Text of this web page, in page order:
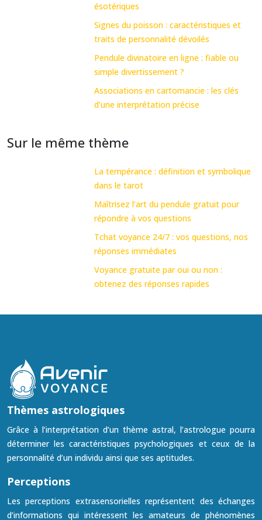
ésotériques
Signes du poisson : caractéristiques et
traits de personnalité dévoilés
Pendule divinatoire en ligne : fiable ou
simple divertissement ?
Associations en cartomancie : les clés
d’une interprétation précise
Sur le même thème
La tempérance : définition et symbolique
dans le tarot
Maîtrisez l’art du pendule gratuit pour
répondre à vos questions
Tchat voyance 24/7 : vos questions, nos
réponses immédiates
Voyance gratuite par oui ou non :
obtenez des réponses rapides
Thèmes astrologiques
Grâce à l’interprétation d’un thème astral, l’astrologue pourra
déterminer les caractéristiques psychologiques et ceux de la
personnalité d’un individu ainsi que ses aptitudes.
Perceptions
Les perceptions extrasensorielles représentent des échanges
d’informations qui intéressent les amateurs de phénomènes